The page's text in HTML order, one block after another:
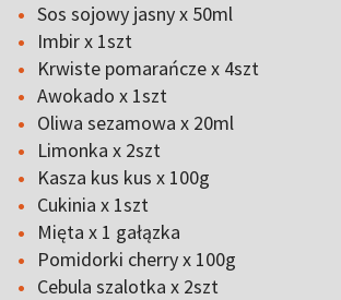
Sos sojowy jasny x 50ml
Imbir x 1szt
Krwiste pomarańcze x 4szt
Awokado x 1szt
Oliwa sezamowa x 20ml
Limonka x 2szt
Kasza kus kus x 100g
Cukinia x 1szt
Mięta x 1 gałązka
Pomidorki cherry x 100g
Cebula szalotka x 2szt